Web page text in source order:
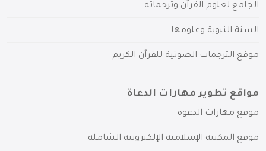
الجامع لعلوم القرآن وترجماته
السنة النبوية وعلومها
موقع الترجمات الصوتية للقرآن الكريم
مواقع تطوير مهارات الدعاة
موقع مهارات الدعوة
موقع المكتبة الإسلامية الإلكترونية الشاملة